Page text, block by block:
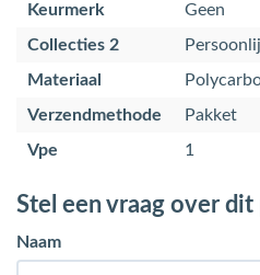
Keurmerk
Geen
Collecties 2
Materiaal
Verzendmethode
Pakket
Vpe
1
Stel een vraag over
Naam